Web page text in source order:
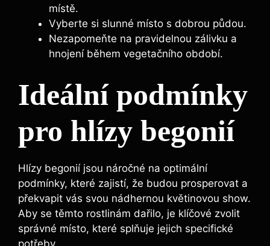
místě.
Vyberte si slunné místo s dobrou půdou.
Nezapomeňte na pravidelnou zálivku a
hnojení během vegetačního období.
Ideální podmínky
pro hlízy begonií
Hlízy begonií jsou náročné na optimální
podmínky, které zajistí, že budou prosperovat a
překvapit vás svou nádhernou květinovou show.
Aby se těmto rostlinám dařilo, je klíčové zvolit
správné místo, které splňuje jejich specifické